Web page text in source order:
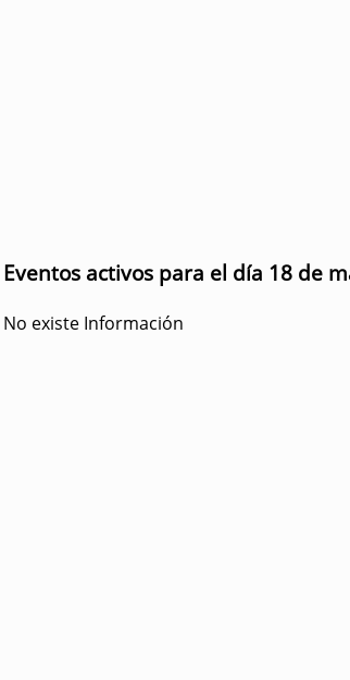
Eventos activos para el día 18 de
No existe Información